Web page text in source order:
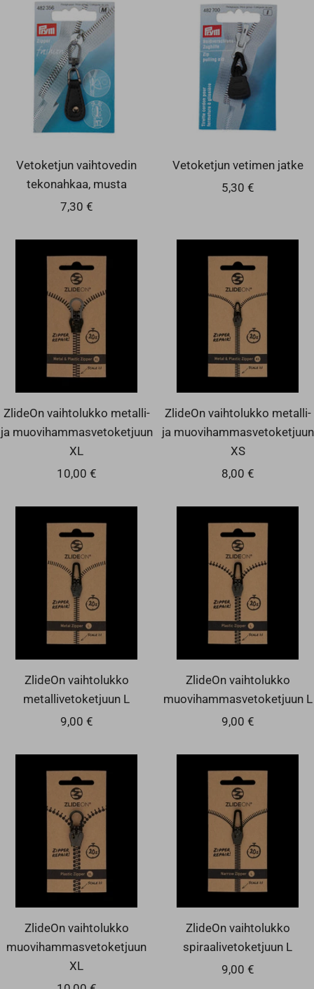
tekonahkaa, musta
Alennushinta
7,30 €
Alennushinta
5,30 €
ZlideOn vaihtolukko metalli-
ja muovihammasvetoketjuun
XL
Alennushinta
10,00 €
ZlideOn vaihtolukko metalli-
ja muovihammasvetoketjuun
XS
Alennushinta
8,00 €
ZlideOn vaihtolukko
metallivetoketjuun L
Alennushinta
9,00 €
ZlideOn vaihtolukko
muovihammasvetoketjuun L
Alennushinta
9,00 €
ZlideOn vaihtolukko
muovihammasvetoketjuun
XL
Alennushinta
10,00 €
ZlideOn vaihtolukko
spiraalivetoketjuun L
Alennushinta
9,00 €